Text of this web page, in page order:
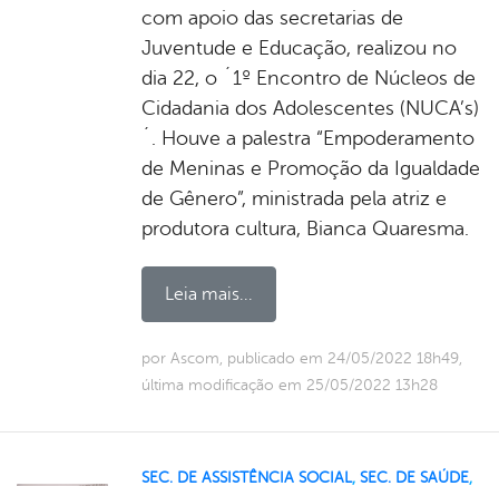
com apoio das secretarias de
Juventude e Educação, realizou no
dia 22, o ´1º Encontro de Núcleos de
Cidadania dos Adolescentes (NUCA’s)
´. Houve a palestra “Empoderamento
de Meninas e Promoção da Igualdade
de Gênero”, ministrada pela atriz e
produtora cultura, Bianca Quaresma.
Leia mais...
por Ascom, publicado em 24/05/2022 18h49,
última modificação em 25/05/2022 13h28
SEC. DE ASSISTÊNCIA SOCIAL, SEC. DE SAÚDE,